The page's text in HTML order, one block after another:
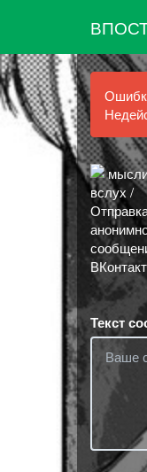
Текст